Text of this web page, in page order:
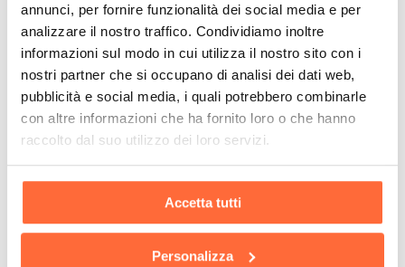
annunci, per fornire funzionalità dei social media e per
analizzare il nostro traffico. Condividiamo inoltre
informazioni sul modo in cui utilizza il nostro sito con i
nostri partner che si occupano di analisi dei dati web,
pubblicità e social media, i quali potrebbero combinarle
con altre informazioni che ha fornito loro o che hanno
raccolto dal suo utilizzo dei loro servizi.
Accetta tutti
Personalizza